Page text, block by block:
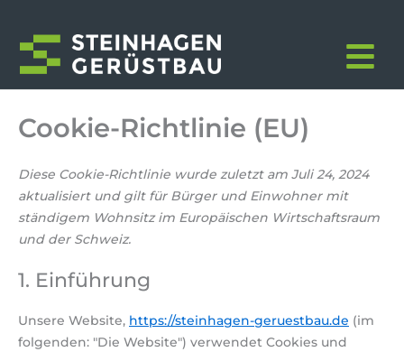
Inhalt
springen
Cookie-Richtlinie (EU)
Diese Cookie-Richtlinie wurde zuletzt am Juli 24, 2024
aktualisiert und gilt für Bürger und Einwohner mit
ständigem Wohnsitz im Europäischen Wirtschaftsraum
und der Schweiz.
1. Einführung
Unsere Website, https://steinhagen-geruestbau.de (im
folgenden: "Die Website") verwendet Cookies und
service
wistia
service
elementor
service
service
wordpress
service
complianz
service
google-
service
google-
service
google-
service
google-
service
youtube
service
sonstiges